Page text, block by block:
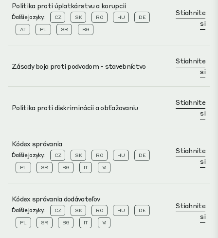
rovnaké príležitosti rozvíjať sa a prispievať k nášmu
úspechu.
Politika proti úplatkárstvu a korupcii
Ďalšie jazyky: CZ SK RO HU DE
AT PL SR BG
Stiahnite
si
Zásady boja proti podvodom - stavebníctvo
Stiahnite
si
Politika proti diskriminácii a obťažovaniu
Stiahnite
si
Kódex správania
Ďalšie jazyky: CZ SK RO HU DE
PL SR BG IT VI
Stiahnite
si
Kódex správania dodávateľov
Ďalšie jazyky: CZ SK RO HU DE
PL SR BG IT VI
Stiahnite
si